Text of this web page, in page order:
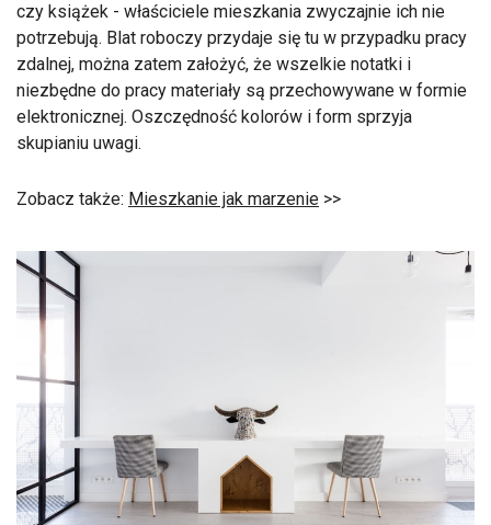
czy książek - właściciele mieszkania zwyczajnie ich nie
potrzebują. Blat roboczy przydaje się tu w przypadku pracy
zdalnej, można zatem założyć, że wszelkie notatki i
niezbędne do pracy materiały są przechowywane w formie
elektronicznej. Oszczędność kolorów i form sprzyja
skupianiu uwagi.
Zobacz także: Mieszkanie jak marzenie >>